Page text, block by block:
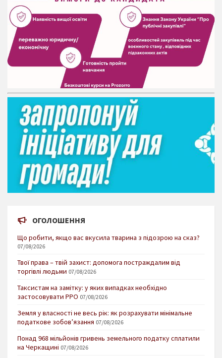
ОГОЛОШЕННЯ
Що робити, якщо вас вкусила тварина з підозрою на сказ?
07/08/2026
Твої права – твій захист: допомога постраждалим від
торгівлі людьми 07/08/2026
Таксистам на замітку: у яких випадках необхідно
застосовувати РРО 07/08/2026
Земля у власності не весь рік: як розрахувати мінімальне
податкове зобов’язання 07/08/2026
Понад 968 мільйонів гривень земельного податку сплатили
на Черкащині 07/08/2026